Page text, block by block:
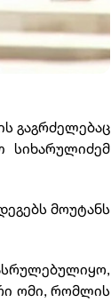
გაგრძელებაც
სიხარულიძემ
მოუტანს
ომი, რომლის